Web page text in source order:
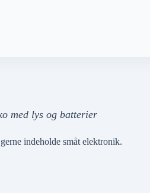
med lys og batterier
indeholde småt elektronik.